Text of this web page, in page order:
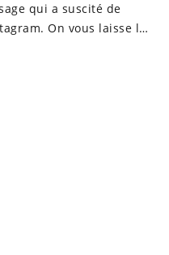
qui a suscité de
On vous laisse le